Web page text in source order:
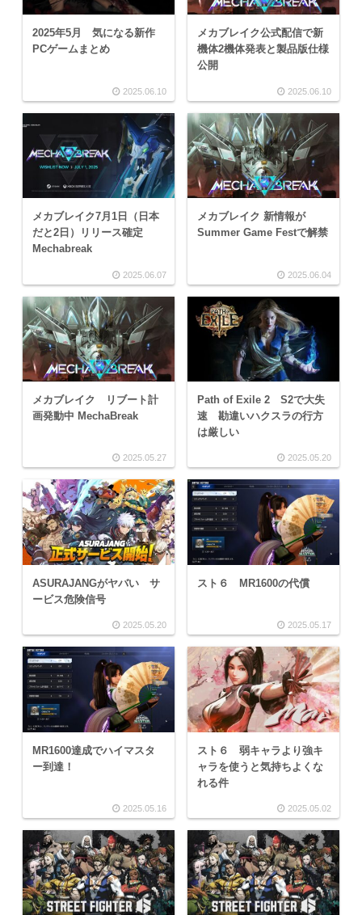
2025年5月 気になる新作
PCゲームまとめ
2025.06.10
メカブレイク公式配信で新
機体2機体発表と製品版仕様
公開
2025.06.10
メカブレイク7月1日（日本
だと2日）リリース確定
Mechabreak
2025.06.07
メカブレイク 新情報が
Summer Game Festで解禁
2025.06.04
メカブレイク リブート計
画発動中 MechaBreak
2025.05.27
Path of Exile 2 S2で大失
速 勘違いハクスラの行方
は厳しい
2025.05.20
ASURAJANGがヤバい サ
ービス危険信号
2025.05.20
スト６ MR1600の代償
2025.05.17
MR1600達成でハイマスタ
ー到達！
2025.05.16
スト６ 弱キャラより強キ
ャラを使うと気持ちよくな
れる件
2025.05.02